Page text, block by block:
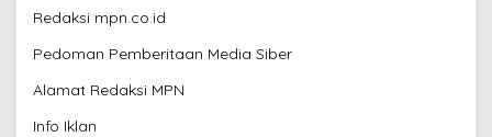
Redaksi mpn.co.id
Pedoman Pemberitaan Media Siber
Alamat Redaksi MPN
Info Iklan